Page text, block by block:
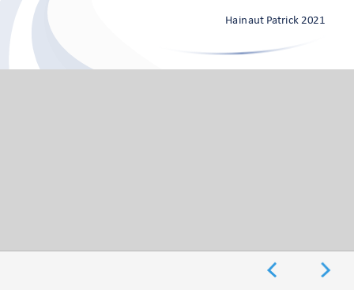
Hainaut Patrick 2021